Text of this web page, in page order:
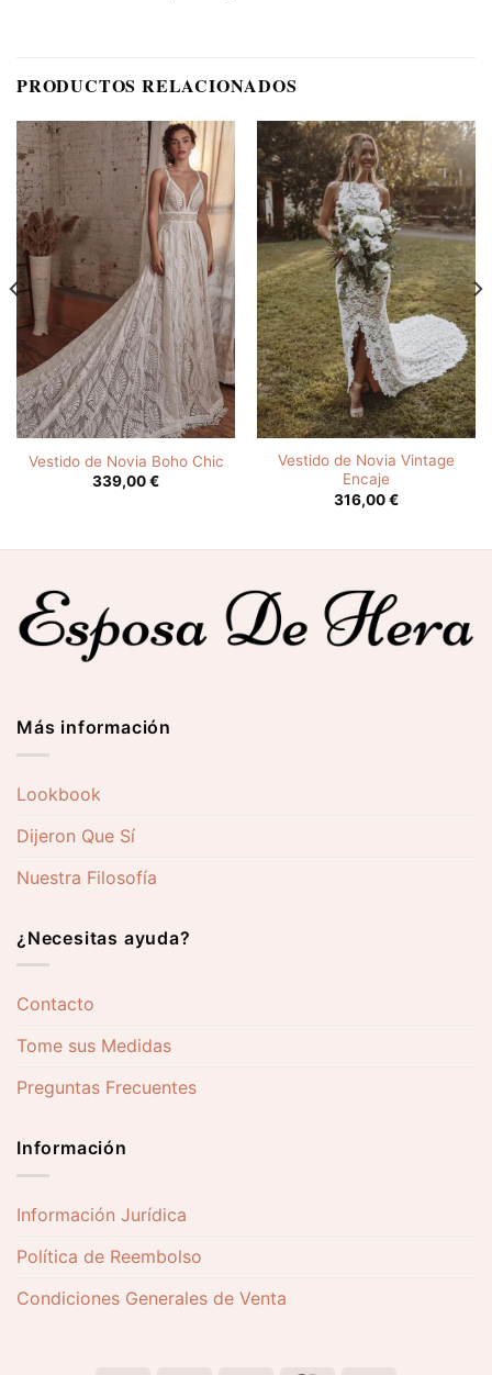
PRODUCTOS RELACIONADOS
Vestido de Novia Boho Chic
339,00€
Vestido de Novia Vintage
Encaje
316,00€
Más información
Lookbook
Dijeron Que Sí
Nuestra Filosofía
¿Necesitas ayuda?
Contacto
Tome sus Medidas
Preguntas Frecuentes
Información
Información Jurídica
Política de Reembolso
Condiciones Generales de Venta